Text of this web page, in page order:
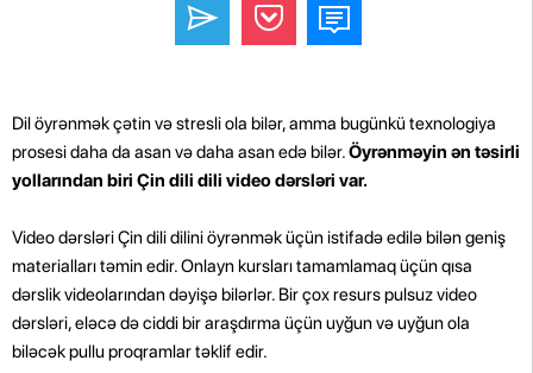
Dil öyrənmək çətin və stresli ola bilər, amma bugünkü texnologiya
prosesi daha da asan və daha asan edə bilər.Öyrənməyin ən təsirli
yollarından biri Çin dili dili video dərsləri var.
Video dərsləri Çin dili dilini öyrənmək üçün istifadə edilə bilən geniş
materialları təmin edir. Onlayn kursları tamamlamaq üçün qısa
dərslik videolarından dəyişə bilərlər. Bir çox resurs pulsuz video
dərsləri, eləcə də ciddi bir araşdırma üçün uyğun və uyğun ola
biləcək pullu proqramlar təklif edir.